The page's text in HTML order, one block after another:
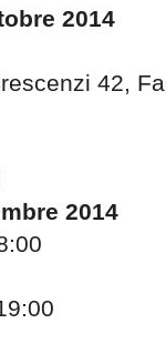
2014
42,
2014